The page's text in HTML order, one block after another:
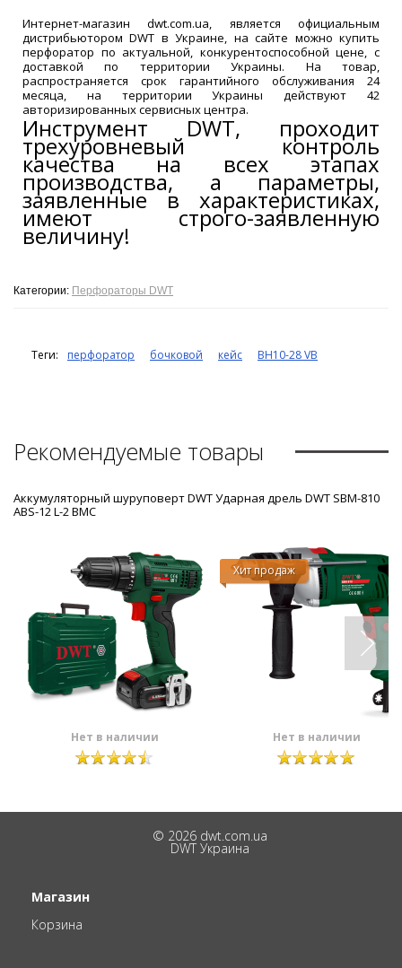
Интернет-магазин dwt.com.ua, является официальным
дистрибьютором DWT в Украине, на сайте можно купить
перфоратор по актуальной, конкурентоспособной цене, с
доставкой по территории Украины. На товар,
распространяется срок гарантийного обслуживания 24
месяца, на территории Украины действуют 42
авторизированных сервисных центра.
Инструмент DWT, проходит
трехуровневый контроль
качества на всех этапах
производства, а параметры,
заявленные в характеристиках,
имеют строго-заявленную
величину!
Категории: Перфораторы DWT
Теги: перфоратор бочковой кейс BH10-28 VB
Рекомендуемые товары
Аккумуляторный шуруповерт DWT
ABS-12 L-2 BMC
Нет в наличии
Ударная дрель DWT SBM-810
Хит продаж
Нет в наличии
© 2026 dwt.com.ua
DWT Украина
Магазин
Корзина